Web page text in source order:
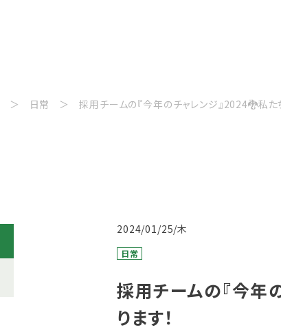
日常 採用チームの『今年のチャレンジ』2024🐉私た
2024/01/25/木
日常
採用チームの『今年
ります！